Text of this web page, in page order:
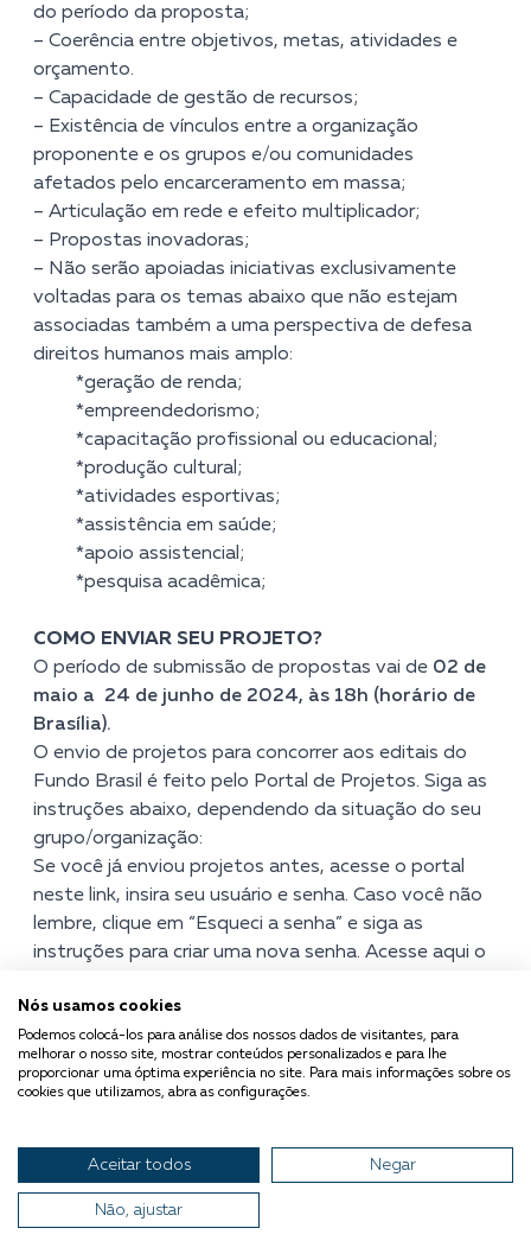
do período da proposta;
– Coerência entre objetivos, metas, atividades e
orçamento.
– Capacidade de gestão de recursos;
– Existência de vínculos entre a organização
proponente e os grupos e/ou comunidades
afetados pelo encarceramento em massa;
– Articulação em rede e efeito multiplicador;
– Propostas inovadoras;
– Não serão apoiadas iniciativas exclusivamente
voltadas para os temas abaixo que não estejam
associadas também a uma perspectiva de defesa
direitos humanos mais amplo:
*geração de renda;
*empreendedorismo;
*capacitação profissional ou educacional;
*produção cultural;
*atividades esportivas;
*assistência em saúde;
*apoio assistencial;
*pesquisa acadêmica;
COMO ENVIAR SEU PROJETO?
O período de submissão de propostas vai de 02 de
maio a 24 de junho de 2024, às 18h (horário de
Brasília).
O envio de projetos para concorrer aos editais do
Fundo Brasil é feito pelo Portal de Projetos. Siga as
instruções abaixo, dependendo da situação do seu
grupo/organização:
Se você já enviou projetos antes, acesse o portal
neste link, insira seu usuário e senha. Caso você não
lembre, clique em “Esqueci a senha” e siga as
instruções para criar uma nova senha. Acesse aqui o
Se você está se inscrevendo pela primeira vez,
acesse o portalneste link, clique em “Primeiro
Acesso” e preencha os dados do seu grupo.Acesse
aqui o passo a passo.
realizada de uma só vez, já que o portal não permite
salvar parte do formulário preenchido para
completá-lo posteriormente.
Nós usamos cookies
Podemos colocá-los para análise dos nossos dados de visitantes, para
melhorar o nosso site, mostrar conteúdos personalizados e para lhe
proporcionar uma óptima experiência no site. Para mais informações sobre os
cookies que utilizamos, abra as configurações.
Aceitar todos Negar
Não, ajustar